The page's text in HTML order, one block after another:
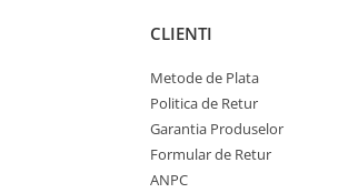
CLIENTI
Metode de Plata
Politica de Retur
Garantia Produselor
Formular de Retur
ANPC